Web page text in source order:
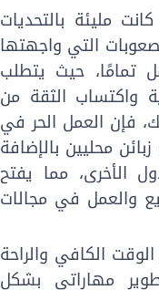
مليئة بالتحديات
التي واجهتها
تمامًا، حيث يتطلب
واكتساب الثقة من
فإن العمل الحر في
محليين بالإضافة
الأخرى، مما يفتح
والعمل في مجالات
الوقت الكافي والراحة
مهاراتيبشكل